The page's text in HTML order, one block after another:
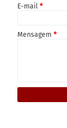
E-mail *
Mensagem *